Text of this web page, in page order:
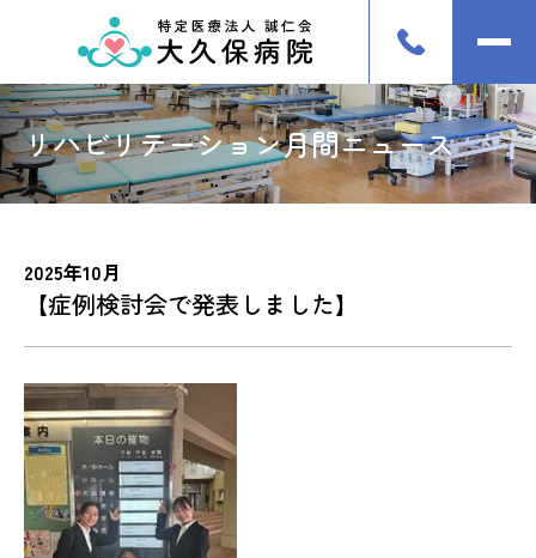
リハビリテーション月間ニュース
2025年10月
【症例検討会で発表しました】